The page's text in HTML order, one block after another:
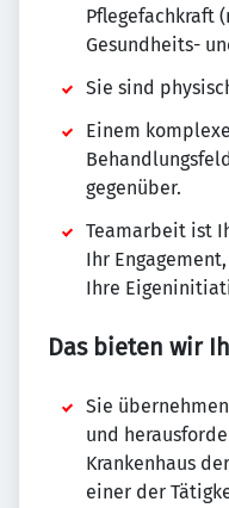
Pflegefachkraft
Gesundheits-
Sie sind
Einem
gegenüber.
Teamarbeit ist
Ihr
Ihre
Das bieten wir
Sie
und
Krankenhaus
einer der